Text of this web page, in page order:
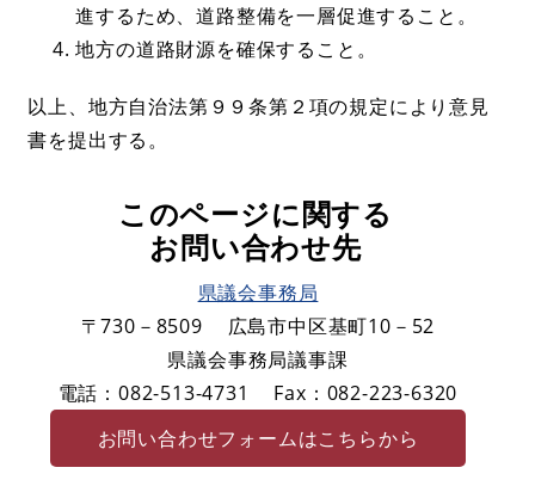
進するため、道路整備を一層促進すること。
地方の道路財源を確保すること。
以上、地方自治法第９９条第２項の規定により意見
書を提出する。
このページに関する
お問い合わせ先
県議会事務局
〒730－8509
広島市中区基町10－52
県議会事務局議事課
電話：082-513-4731
Fax：082-223-6320
お問い合わせフォームはこちらから